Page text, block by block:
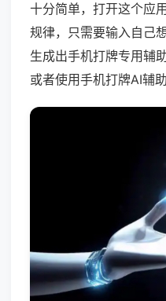
十分简单，打开这个应
规律，只需要输入自己
生成出手机打牌专用辅
或者使用手机打牌AI辅